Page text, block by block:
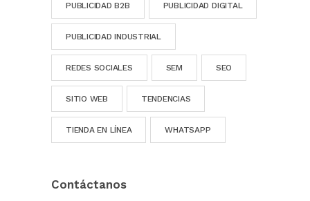
PUBLICIDAD B2B PUBLICIDAD DIGITAL
PUBLICIDAD INDUSTRIAL
REDES SOCIALES SEM SEO
SITIO WEB TENDENCIAS
TIENDA EN LÍNEA WHATSAPP
Contáctanos